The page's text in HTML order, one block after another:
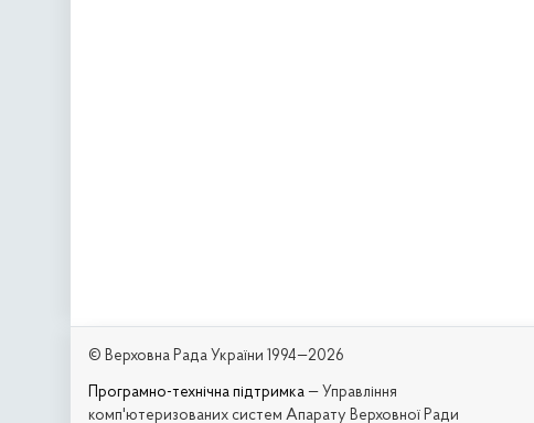
© Верховна Рада України 1994—2026
Програмно-технічна підтримка — Управління
комп'ютеризованих систем Апарату Верховної Ради